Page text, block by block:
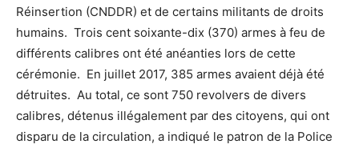
Réinsertion (CNDDR) et de certains militants de droits
humains. Trois cent soixante-dix (370) armes à feu de
différents calibres ont été anéanties lors de cette
cérémonie. En juillet 2017, 385 armes avaient déjà été
détruites. Au total, ce sont 750 revolvers de divers
calibres, détenus illégalement par des citoyens, qui ont
disparu de la circulation, a indiqué le patron de la Police